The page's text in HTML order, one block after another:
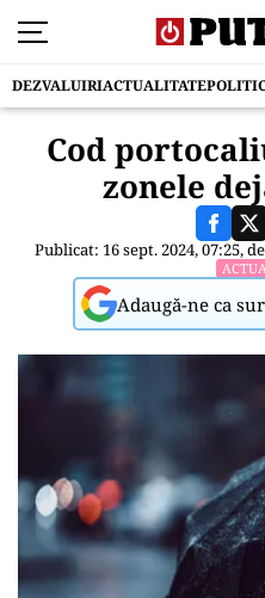
DEZVALUIRIACTUALITATE
Cod
zonele
Publicat: 16 sept. 2024, 07:25, de
Adaugă-ne ca